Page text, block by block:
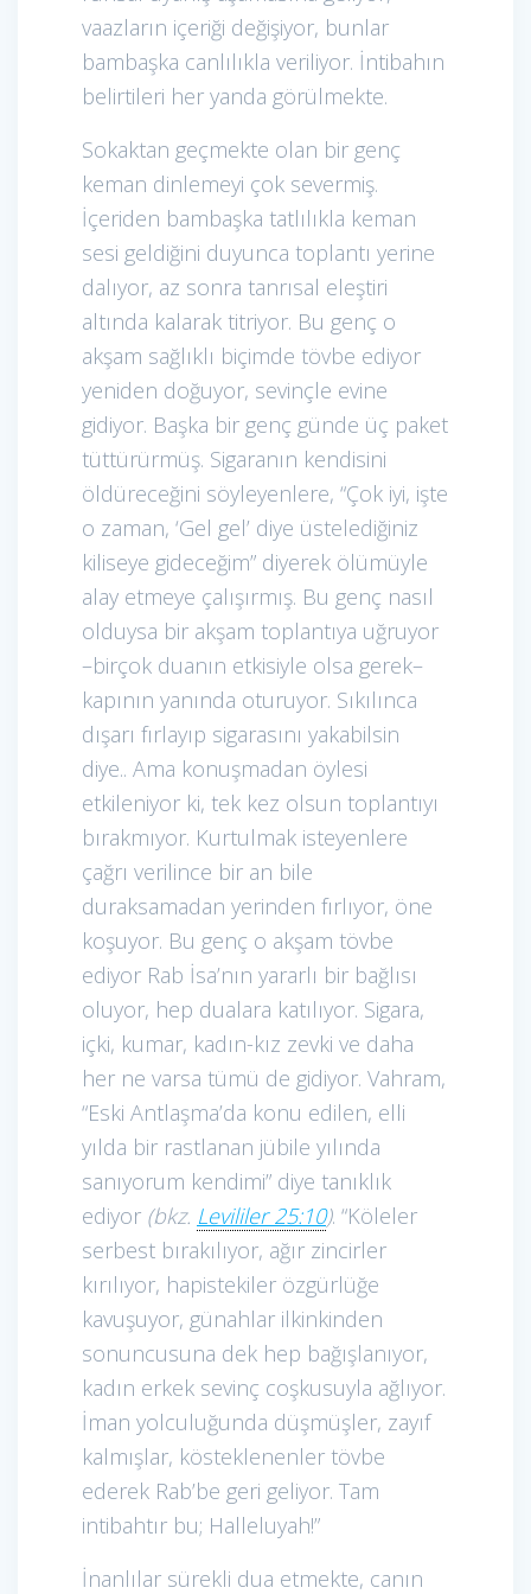
vaazların içeriği değişiyor, bunlar
bambaşka canlılıkla veriliyor. İntibahın
belirtileri her yanda görülmekte.
Sokaktan geçmekte olan bir genç
keman dinlemeyi çok severmiş.
İçeriden bambaşka tatlılıkla keman
sesi geldiğini duyunca toplantı yerine
dalıyor, az sonra tanrısal eleştiri
altında kalarak titriyor. Bu genç o
akşam sağlıklı biçimde tövbe ediyor
yeniden doğuyor, sevinçle evine
gidiyor. Başka bir genç günde üç paket
tüttürürmüş. Sigaranın kendisini
öldüreceğini söyleyenlere, “Çok iyi, işte
o zaman, ‘Gel gel’ diye üstelediğiniz
kiliseye gideceğim” diyerek ölümüyle
alay etmeye çalışırmış. Bu genç nasıl
olduysa bir akşam toplantıya uğruyor
–birçok duanın etkisiyle olsa gerek–
kapının yanında oturuyor. Sıkılınca
dışarı fırlayıp sigarasını yakabilsin
diye.. Ama konuşmadan öylesi
etkileniyor ki, tek kez olsun toplantıyı
bırakmıyor. Kurtulmak isteyenlere
çağrı verilince bir an bile
duraksamadan yerinden fırlıyor, öne
koşuyor. Bu genç o akşam tövbe
ediyor Rab İsa’nın yararlı bir bağlısı
oluyor, hep dualara katılıyor. Sigara,
içki, kumar, kadın-kız zevki ve daha
her ne varsa tümü de gidiyor. Vahram,
“Eski Antlaşma’da konu edilen, elli
yılda bir rastlanan jübile yılında
sanıyorum kendimi” diye tanıklık
ediyor (bkz. Levililer 25:10). “Köleler
serbest bırakılıyor, ağır zincirler
kırılıyor, hapistekiler özgürlüğe
kavuşuyor, günahlar ilkinkinden
sonuncusuna dek hep bağışlanıyor,
kadın erkek sevinç coşkusuyla ağlıyor.
İman yolculuğunda düşmüşler, zayıf
kalmışlar, kösteklenenler tövbe
ederek Rab’be geri geliyor. Tam
intibahtır bu; Halleluyah!”
İnanlılar sürekli dua etmekte, canın